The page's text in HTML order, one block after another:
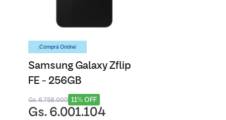
¡Comprá Online!
Samsung Galaxy Zflip
FE - 256GB
11% OFF
Gs. 6.758.000
Gs. 6.001.104